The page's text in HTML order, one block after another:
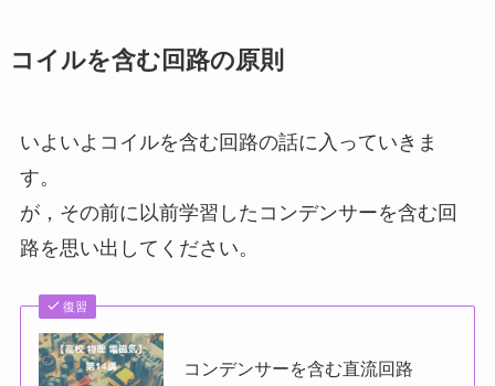
コイルを含む回路の原則
いよいよコイルを含む回路の話に入っていきま
す。
が，その前に以前学習したコンデンサーを含む回
路を思い出してください。
復習
コンデンサーを含む直流回路